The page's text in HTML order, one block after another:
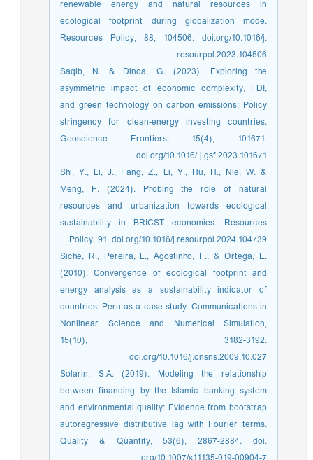
renewable energy and natural resources in
ecological footprint during globalization mode.
Resources Policy, 88, 104506. doi.org/10.1016/j.
resourpol.2023.104506
Saqib, N. & Dinca, G. (2023). Exploring the
asymmetric impact of economic complexity, FDI,
and green technology on carbon emissions: Policy
stringency for clean-energy investing countries.
Geoscience Frontiers, 15(4), 101671.
doi.org/10.1016/ j.gsf.2023.101671
Shi, Y., Li, J., Fang, Z., Li, Y., Hu, H., Nie, W. &
Meng, F. (2024). Probing the role of natural
resources and urbanization towards ecological
sustainability in BRICST economies. Resources
Policy, 91. doi.org/10.1016/j.resourpol.2024.104739
Siche, R., Pereira, L., Agostinho, F., & Ortega, E.
(2010). Convergence of ecological footprint and
energy analysis as a sustainability indicator of
countries: Peru as a case study. Communications in
Nonlinear Science and Numerical Simulation,
15(10), 3182-3192.
doi.org/10.1016/j.cnsns.2009.10.027
Solarin, S.A. (2019). Modeling the relationship
between financing by the Islamic banking system
and environmental quality: Evidence from bootstrap
autoregressive distributive lag with Fourier terms.
Quality & Quantity, 53(6), 2867-2884. doi.